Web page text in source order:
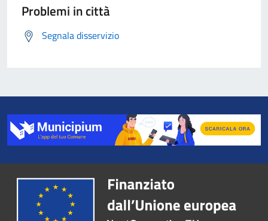
Problemi in città
Segnala disservizio